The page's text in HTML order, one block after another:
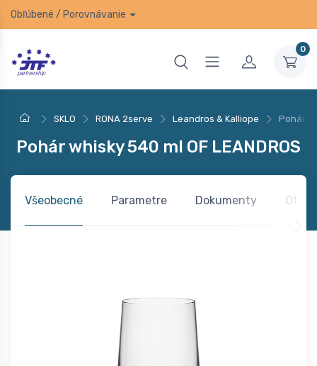
Obľúbené / Porovnávanie
0
SKLO RONA 2serve Leandros & Kalliope Pohár
Pohár whisky 540 ml OF LEANDROS
Všeobecné Parametre Dokumenty